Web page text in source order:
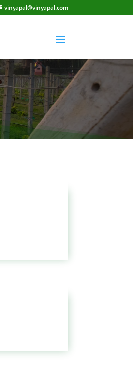
vinyapal@vinyapal.com